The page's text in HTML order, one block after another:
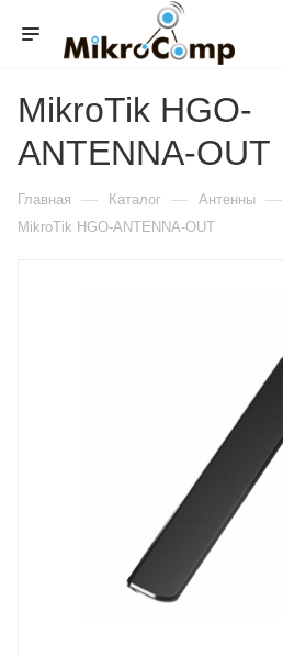
MikroTik HGO-
ANTENNA-OUT
Главная — Каталог — Антенны —
MikroTik HGO-ANTENNA-OUT